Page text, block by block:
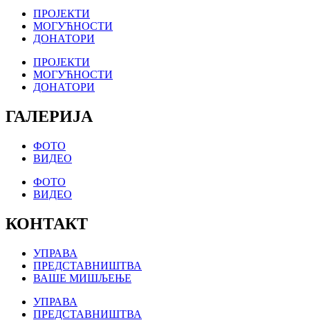
ПРОЈЕКТИ
МОГУЋНОСТИ
ДОНАТОРИ
ПРОЈЕКТИ
МОГУЋНОСТИ
ДОНАТОРИ
ГАЛЕРИЈА
ФОТО
ВИДЕО
ФОТО
ВИДЕО
КОНТАКТ
УПРАВА
ПРЕДСТАВНИШТВА
ВАШЕ МИШЉЕЊЕ
УПРАВА
ПРЕДСТАВНИШТВА